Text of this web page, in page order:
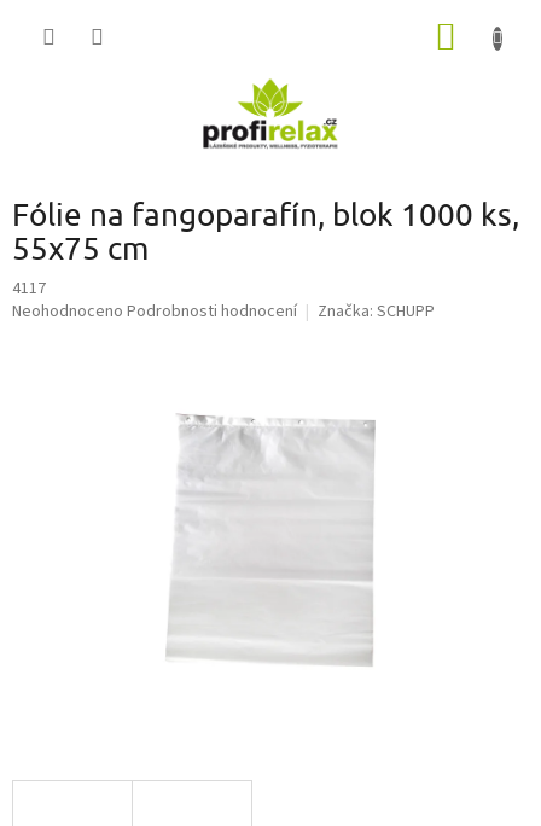
Fólie na fangoparafín, blok 1000 ks,
55x75 cm
4117
Průměrné
Neohodnoceno Podrobnosti hodnocení Značka: SCHUPP